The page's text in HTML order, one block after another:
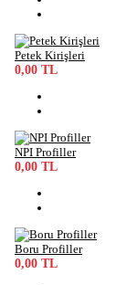
Petek Kirişleri
0,00 TL
NPI Profiller
0,00 TL
Boru Profiller
0,00 TL